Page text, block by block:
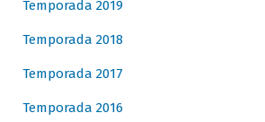
Temporada 2019
Temporada 2018
Temporada 2017
Temporada 2016